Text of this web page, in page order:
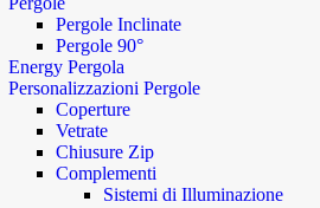
Pergole Inclinate
Pergole 90°
Energy Pergola
Personalizzazioni Pergole
Coperture
Vetrate
Chiusure Zip
Complementi
Sistemi di Illuminazione